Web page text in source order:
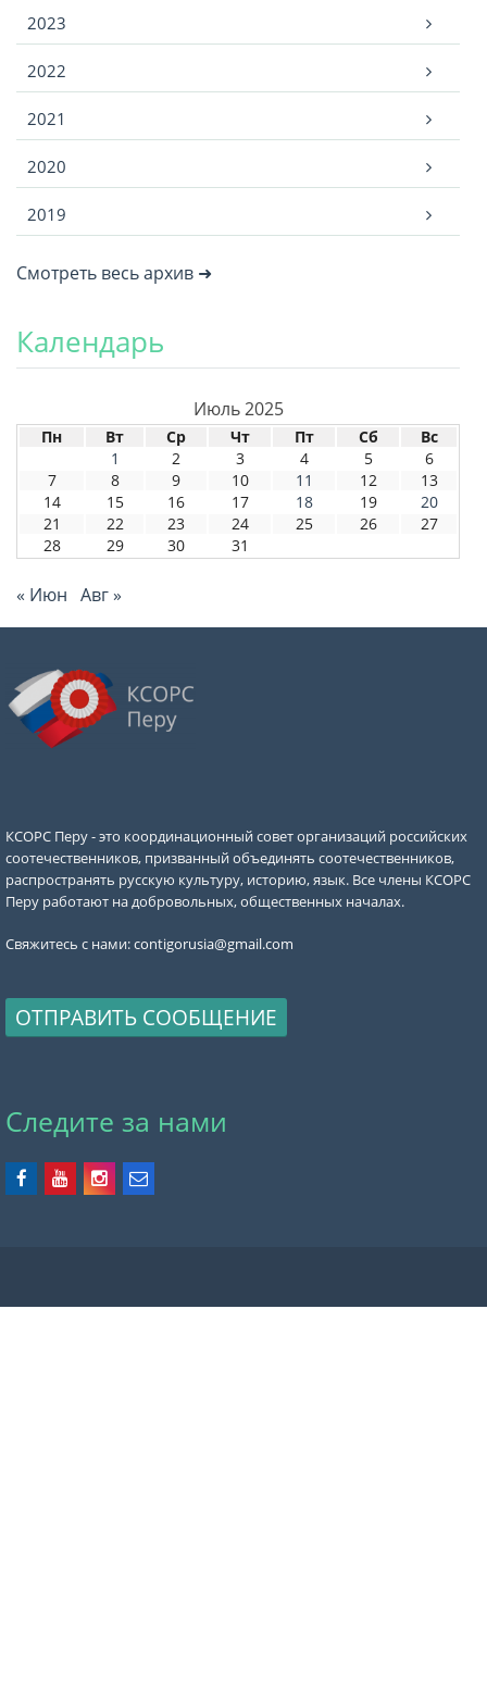
2023
2022
2021
2020
2019
Смотреть весь архив ➜
Календарь
Июль 2025
Пн Вт Ср Чт Пт Сб
Вс
1
2 3 4 5
6
7
8 9 10 11 12
13
14
15 16 17 18 19
20
21
22 23 24 25 26
27
28
29 30 31
« Июн Авг »
КСОРС Перу - это координационный совет организаций российских
соотечественников, призванный объединять соотечественников,
распространять русскую культуру, историю, язык. Все члены КСОРС
Перу работают на добровольных, общественных началах.
Свяжитесь с нами:contigorusia@gmail.com
ОТПРАВИТЬ СООБЩЕНИЕ
Следите за нами